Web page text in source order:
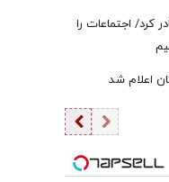
کرد/ اجتماعات را
اعلام شد